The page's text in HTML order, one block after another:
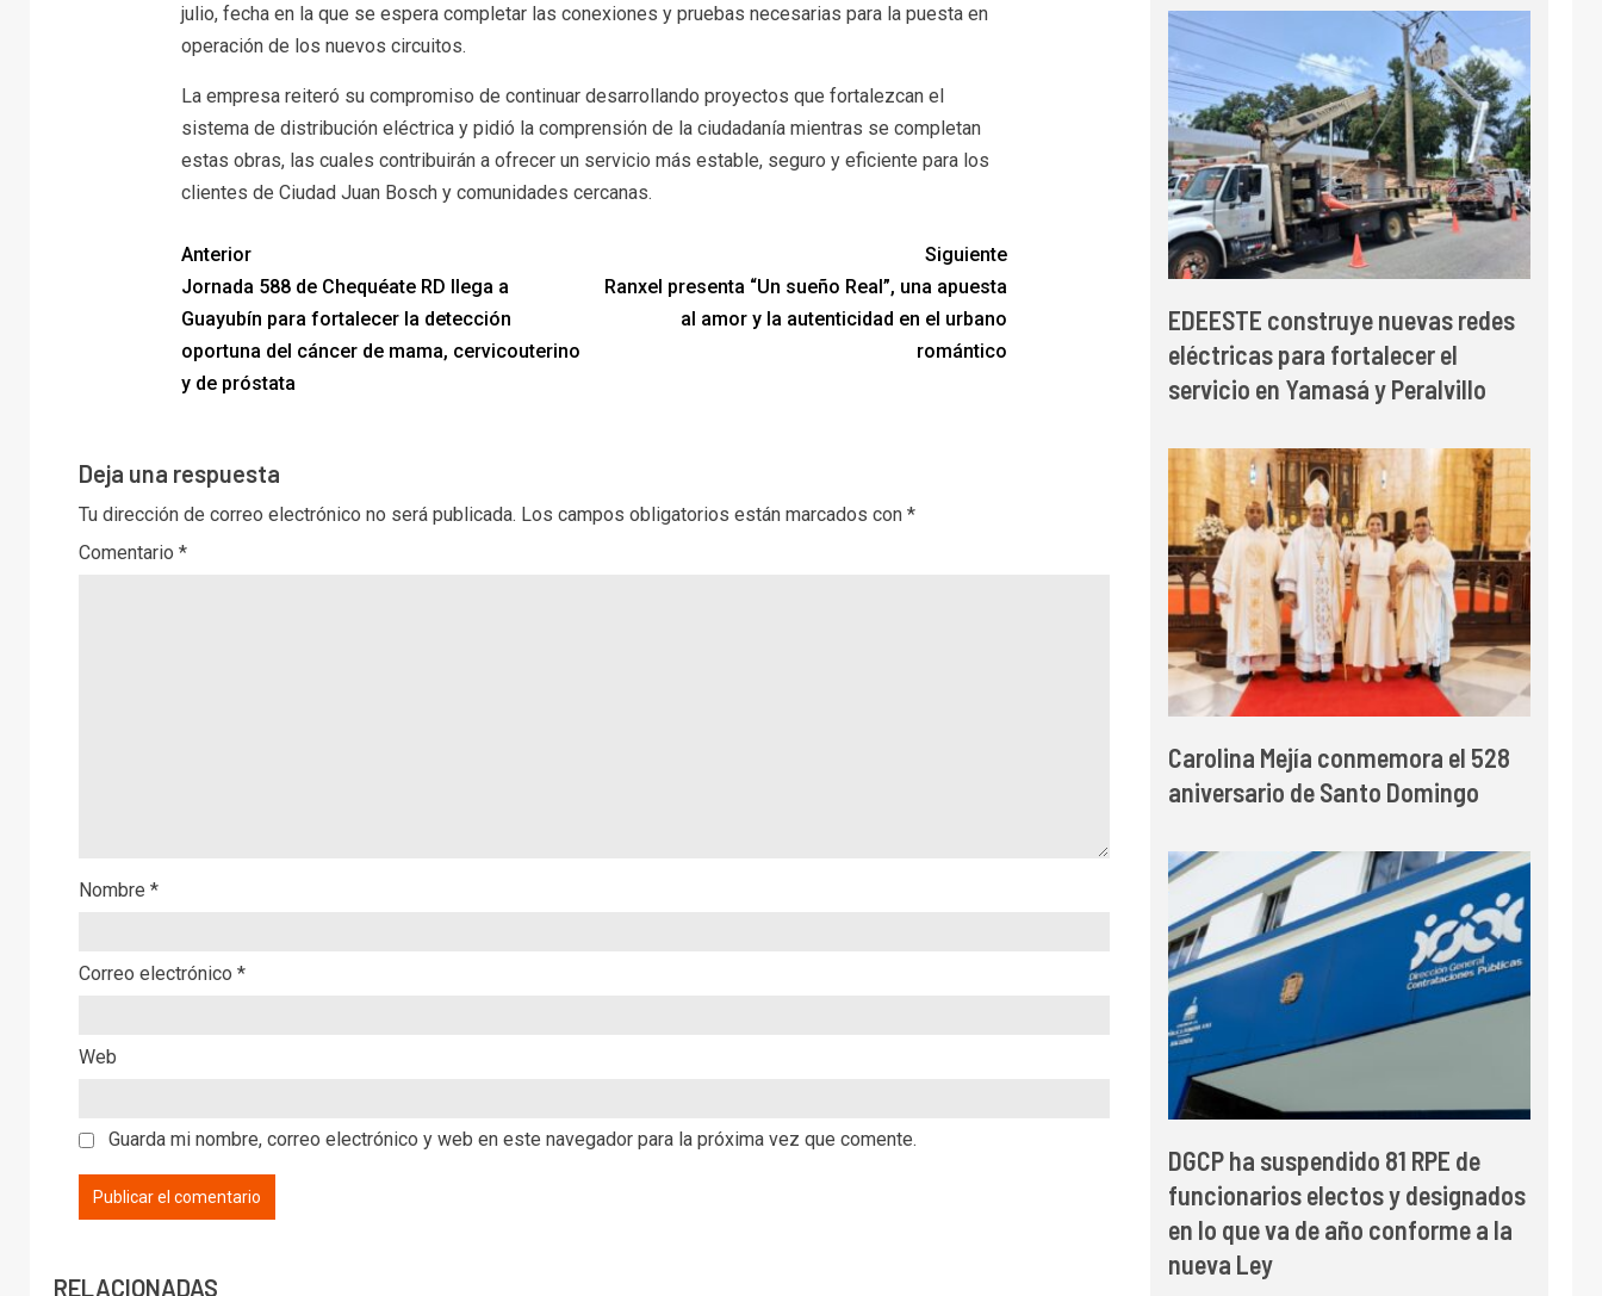
julio, fecha en la que se espera completar las conexiones y pruebas necesarias para la puesta en
operación de los nuevos circuitos.
La empresa reiteró su compromiso de continuar desarrollando proyectos que fortalezcan el
sistema de distribución eléctrica y pidió la comprensión de la ciudadanía mientras se completan
estas obras, las cuales contribuirán a ofrecer un servicio más estable, seguro y eficiente para los
clientes de Ciudad Juan Bosch y comunidades cercanas.
Anterior
Jornada 588 de Chequéate RD llega a
Guayubín para fortalecer la detección
oportuna del cáncer de mama, cervicouterino
y de próstata
Siguiente
Ranxel presenta “Un sueño Real”, una apuesta
al amor y la autenticidad en el urbano
romántico
Deja una respuesta
Tu dirección de correo electrónico no será publicada. Los campos obligatorios están marcados con *
Comentario *
Nombre *
Correo electrónico *
Web
Guarda mi nombre, correo electrónico y web en este navegador para la próxima vez que comente.
RELACIONADAS
EDEESTE construye nuevas redes
eléctricas para fortalecer el
servicio en Yamasá y Peralvillo
Carolina Mejía conmemora el 528
aniversario de Santo Domingo
DGCP ha suspendido 81 RPE de
funcionarios electos y designados
en lo que va de año conforme a la
nueva Ley